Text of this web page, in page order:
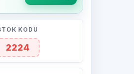
KODU
2224